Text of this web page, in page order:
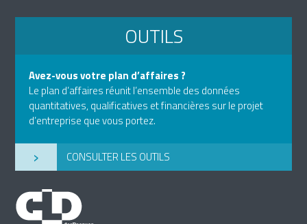
OUTILS
Avez-vous votre plan d’affaires ?
Le plan d’affaires réunit l’ensemble des données
quantitatives, qualificatives et financières sur le projet
d’entreprise que vous portez.
› CONSULTER LES OUTILS